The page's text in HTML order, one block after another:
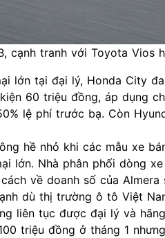
cạnh tranh với Toyota Vios
lớn tại đại lý, Honda City
60 triệu đồng, áp dụng
lệ phí trước bạ. Còn
hề nhỏ khi các mẫu xe
lớn. Nhà phân phối dòng
về doanh số của
dù thị trường ô tô Việt
liên tục được đại lý và
triệu đồng ở tháng 1